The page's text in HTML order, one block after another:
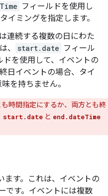
フィールドを使用し
イミングを指定します。
連続する複数の日にわた
、
start.date フィール
ドを使用して、イベントの
日イベントの場合、タイ
を持ちません。
時間指定にするか、両方とも終
start.date と end.dateTime
ます。これは、イベントの
です。イベントには複数